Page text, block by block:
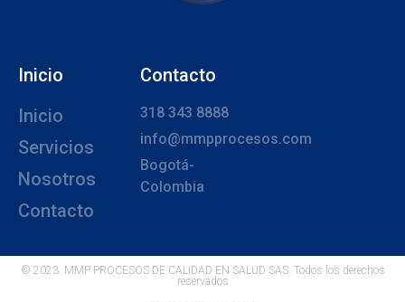
Inicio
Inicio
Servicios
Nosotros
Contacto
Contacto
318 343 8888
info@mmpprocesos.com
Bogotá-
Colombia
© 2023. MMP PROCESOS DE CALIDAD EN SALUD SAS. Todos los derechos
reservados